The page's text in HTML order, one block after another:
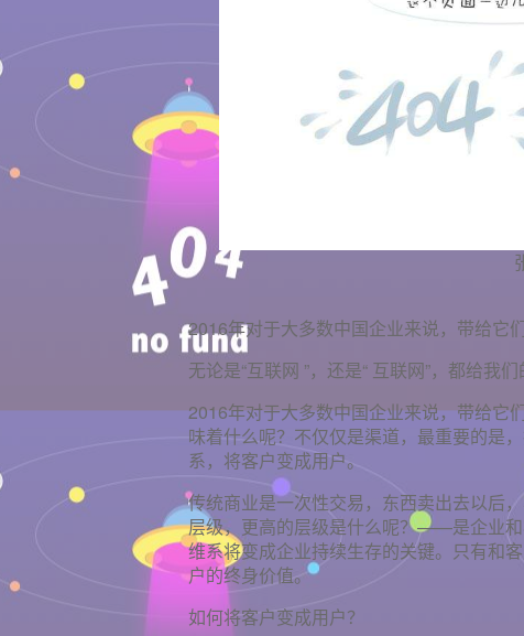
2016年对于大多数中国企业来说，带给它
无论是“互联网 ”，还是“ 互联网”，都给我
2016年对于大多数中国企业来说，带给它
味着什么呢？不仅仅是渠道，最重要的是
系，将客户变成用户。
传统商业是一次性交易，东西卖出去以后
层级，更高的层级是什么呢？——是企业
维系将变成企业持续生存的关键。只有和
户的终身价值。
如何将客户变成用户？